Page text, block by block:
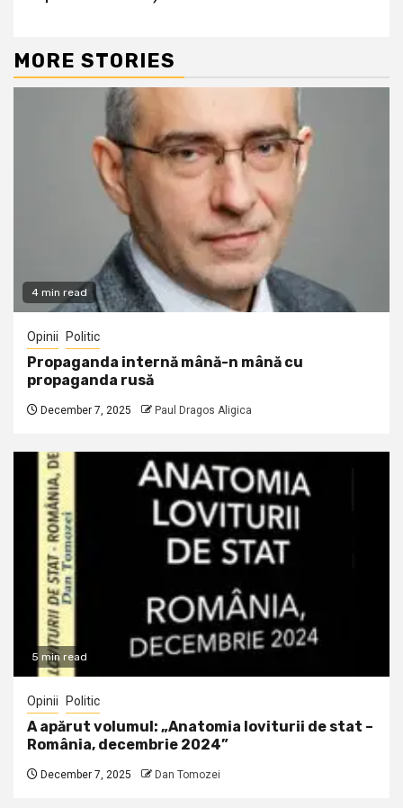
MORE STORIES
4 min read
Opinii Politic
Propaganda internă mână-n mână cu
propaganda rusă
December 7, 2025 Paul Dragos Aligica
5 min read
Opinii Politic
A apărut volumul: „Anatomia loviturii de stat –
România, decembrie 2024”
December 7, 2025 Dan Tomozei